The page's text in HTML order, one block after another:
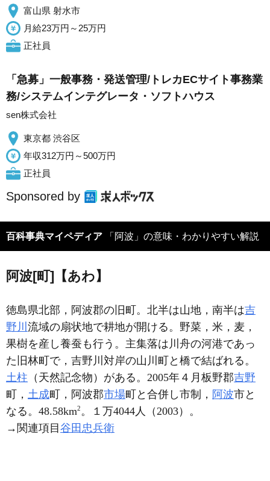
富山県 射水市
月給23万円～25万円
正社員
「急募」一般事務・発送管理/トレカECサイト事務業
務/システムインテグレータ・ソフトハウス
sen株式会社
東京都 渋谷区
年収312万円～500万円
正社員
Sponsored by
百科事典マイペディア 「阿波」の意味・わかりやすい解説
阿波[町]【あわ】
徳島県北部，阿波郡の旧町。北半は山地，南半は吉
野川 流域の扇状地で耕地が開ける。野菜，米，麦，
果樹を産し養蚕も行う。主集落は川舟の河港であっ
た旧林町で，吉野川対岸の山川町と橋で結ばれる。
土柱 （天然記念物）がある。2005年４月板野郡吉野
町， 土成町，阿波郡市場町と合併し市制， 阿波市と
なる。48.58km2 。１万4044人（2003）。
→関連項目谷田忠兵衛